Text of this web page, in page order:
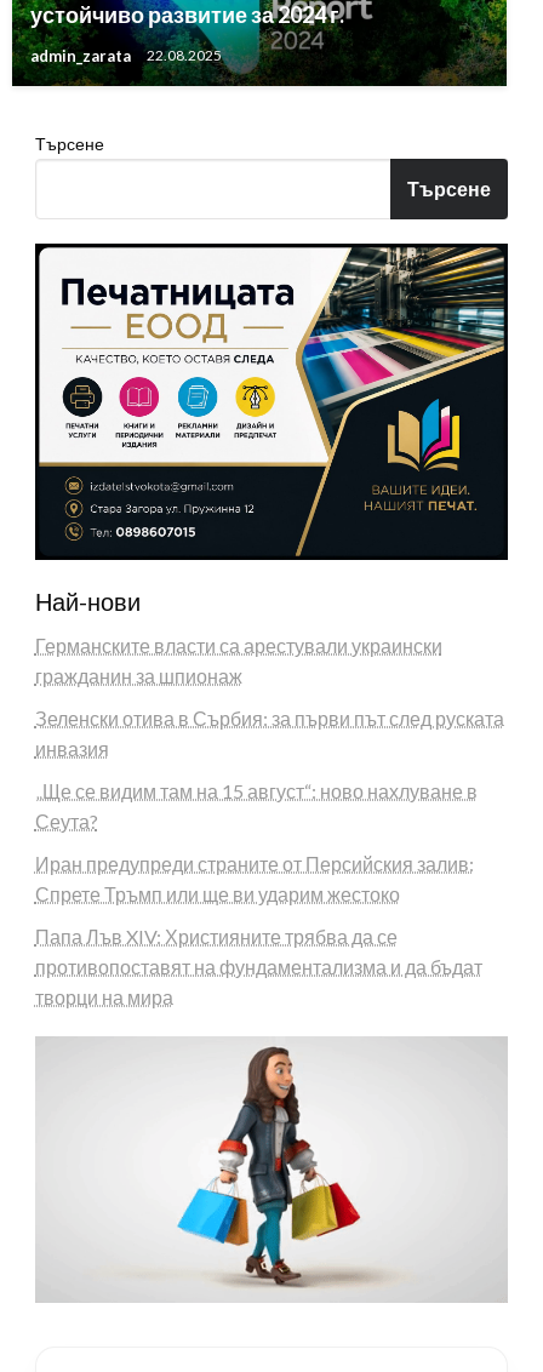
устойчиво развитие за 2024 г.
admin_zarata 22.08.2025
Търсене
Търсене
Най-нови
Германските власти са арестували украински
гражданин за шпионаж
Зеленски отива в Сърбия: за първи път след руската
инвазия
„Ще се видим там на 15 август“: ново нахлуване в
Сеута?
Иран предупреди страните от Персийския залив:
Спрете Тръмп или ще ви ударим жестоко
Папа Лъв XIV: Християните трябва да се
противопоставят на фундаментализма и да бъдат
творци на мира